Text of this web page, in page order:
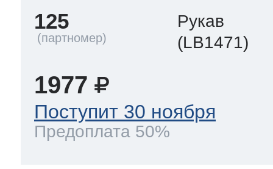
125
Рукав
(LB1471)
1977
Поступит 30 ноября
Предоплата 50%